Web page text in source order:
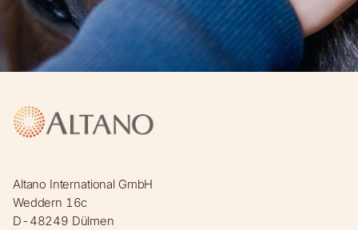
Altano International GmbH
Weddern 16c
D-48249 Dülmen